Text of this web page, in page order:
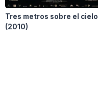
Tres metros sobre el cielo
(2010)